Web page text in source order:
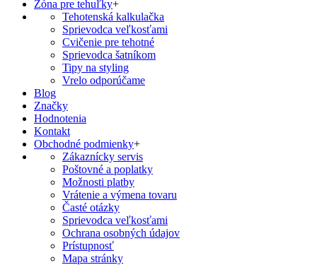
Zóna pre tehuľky+
Tehotenská kalkulačka
Sprievodca veľkosťami
Cvičenie pre tehotné
Sprievodca šatníkom
Tipy na styling
Vrelo odporúčame
Blog
Značky
Hodnotenia
Kontakt
Obchodné podmienky+
Zákaznícky servis
Poštovné a poplatky
Možnosti platby
Vrátenie a výmena tovaru
Časté otázky
Sprievodca veľkosťami
Ochrana osobných údajov
Prístupnosť
Mapa stránky